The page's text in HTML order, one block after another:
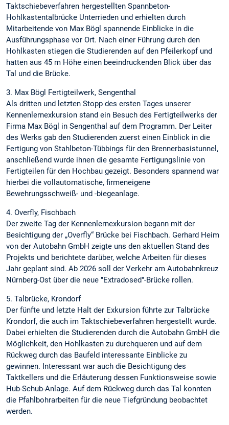
Taktschiebeverfahren hergestellten Spannbeton-
Hohlkastentalbrücke Unterrieden und erhielten durch
Mitarbeitende von Max Bögl spannende Einblicke in die
Ausführungsphase vor Ort. Nach einer Führung durch den
Hohlkasten stiegen die Studierenden auf den Pfeilerkopf und
hatten aus 45 m Höhe einen beeindruckenden Blick über das
Tal und die Brücke.
3. Max Bögl Fertigteilwerk, Sengenthal
Als dritten und letzten Stopp des ersten Tages unserer
Kennenlernexkursion stand ein Besuch des Fertigteilwerks der
Firma Max Bögl in Sengenthal auf dem Programm. Der Leiter
des Werks gab den Studierenden zuerst einen Einblick in die
Fertigung von Stahlbeton-Tübbings für den Brennerbasistunnel,
anschließend wurde ihnen die gesamte Fertigungslinie von
Fertigteilen für den Hochbau gezeigt. Besonders spannend war
hierbei die vollautomatische, firmeneigene
Bewehrungsschweiß- und -biegeanlage.
4. Overfly, Fischbach
Der zweite Tag der Kennenlernexkursion begann mit der
Besichtigung der „Overfly“ Brücke bei Fischbach. Gerhard Heim
von der Autobahn GmbH zeigte uns den aktuellen Stand des
Projekts und berichtete darüber, welche Arbeiten für dieses
Jahr geplant sind. Ab 2026 soll der Verkehr am Autobahnkreuz
Nürnberg-Ost über die neue "Extradosed"-Brücke rollen.
5. Talbrücke, Krondorf
Der fünfte und letzte Halt der Exkursion führte zur Talbrücke
Krondorf, die auch im Taktschiebeverfahren hergestellt wurde.
Dabei erhielten die Studierenden durch die Autobahn GmbH die
Möglichkeit, den Hohlkasten zu durchqueren und auf dem
Rückweg durch das Baufeld interessante Einblicke zu
gewinnen. Interessant war auch die Besichtigung des
Taktkellers und die Erläuterung dessen Funktionsweise sowie
Hub-Schub-Anlage. Auf dem Rückweg durch das Tal konnten
die Pfahlbohrarbeiten für die neue Tiefgründung beobachtet
werden.